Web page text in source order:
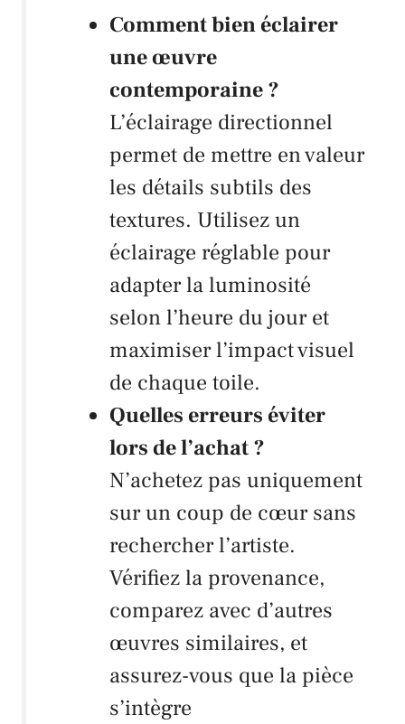
Comment bien éclairer
une œuvre
contemporaine ?
L’éclairage directionnel
permet de mettre en valeur
les détails subtils des
textures. Utilisez un
éclairage réglable pour
adapter la luminosité
selon l’heure du jour et
maximiser l’impact visuel
de chaque toile.
Quelles erreurs éviter
lors de l’achat ?
N’achetez pas uniquement
sur un coup de cœur sans
rechercher l’artiste.
Vérifiez la provenance,
comparez avec d’autres
œuvres similaires, et
assurez-vous que la pièce
s’intègre